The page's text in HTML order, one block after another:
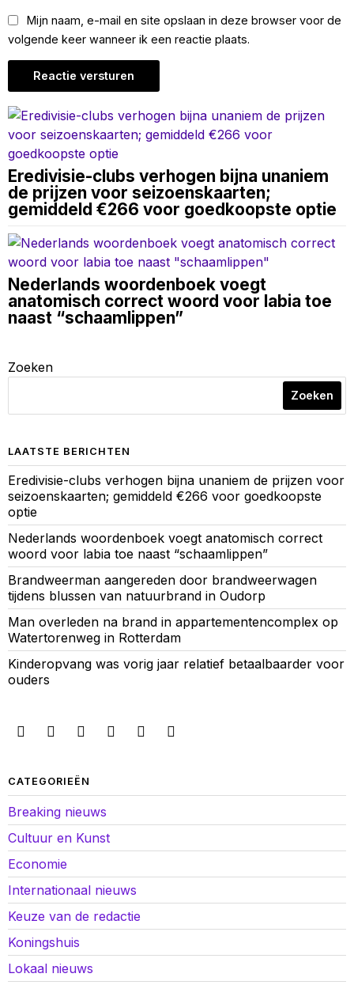
Mijn naam, e-mail en site opslaan in deze browser voor de
volgende keer wanneer ik een reactie plaats.
Eredivisie-clubs verhogen bijna unaniem
de prijzen voor seizoenskaarten;
gemiddeld €266 voor goedkoopste optie
Nederlands woordenboek voegt
anatomisch correct woord voor labia toe
naast “schaamlippen”
Zoeken
Zoeken
LAATSTE BERICHTEN
Eredivisie-clubs verhogen bijna unaniem de prijzen voor
seizoenskaarten; gemiddeld €266 voor goedkoopste
optie
Nederlands woordenboek voegt anatomisch correct
woord voor labia toe naast “schaamlippen”
Brandweerman aangereden door brandweerwagen
tijdens blussen van natuurbrand in Oudorp
Man overleden na brand in appartementencomplex op
Watertorenweg in Rotterdam
Kinderopvang was vorig jaar relatief betaalbaarder voor
ouders
CATEGORIEËN
Breaking nieuws
Cultuur en Kunst
Economie
Internationaal nieuws
Keuze van de redactie
Koningshuis
Lokaal nieuws